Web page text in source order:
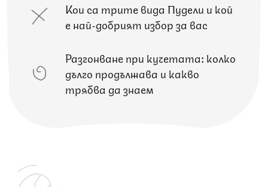
Кои са трите вида Пудели и кой
е най-добрият избор за вас
Разгонване при кучетата: колко
дълго продължава и какво
трябва да знаем